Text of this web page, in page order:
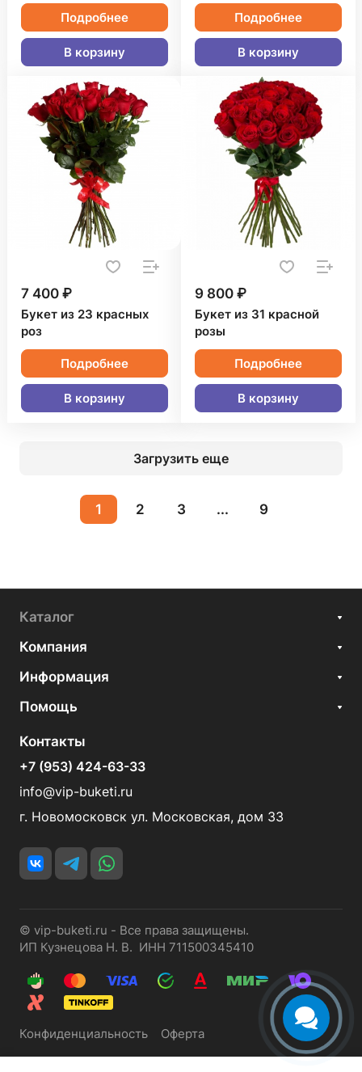
Подробнее
В корзину
Подробнее
В корзину
7 400 ₽
Букет из 23 красных
роз
Подробнее
В корзину
9 800 ₽
Букет из 31 красной
розы
Подробнее
В корзину
Загрузить еще
1 2 3 ... 9
Каталог
Компания
Информация
Помощь
Контакты
+7 (953) 424-63-33
info@vip-buketi.ru
г. Новомосковск ул. Московская, дом 33
© vip-buketi.ru - Все права защищены.
ИП Кузнецова Н. В. ИНН 711500345410
Конфиденциальность Оферта